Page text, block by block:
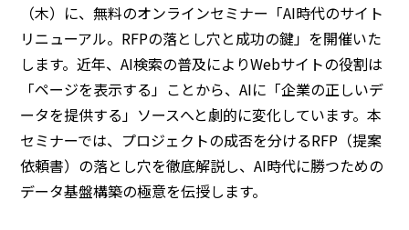
（木）に、無料のオンラインセミナー「AI時代のサイト
リニューアル。RFPの落とし穴と成功の鍵」を開催いた
します。近年、AI検索の普及によりWebサイトの役割は
「ページを表示する」ことから、AIに「企業の正しいデ
ータを提供する」ソースへと劇的に変化しています。本
セミナーでは、プロジェクトの成否を分けるRFP（提案
依頼書）の落とし穴を徹底解説し、AI時代に勝つための
データ基盤構築の極意を伝授します。